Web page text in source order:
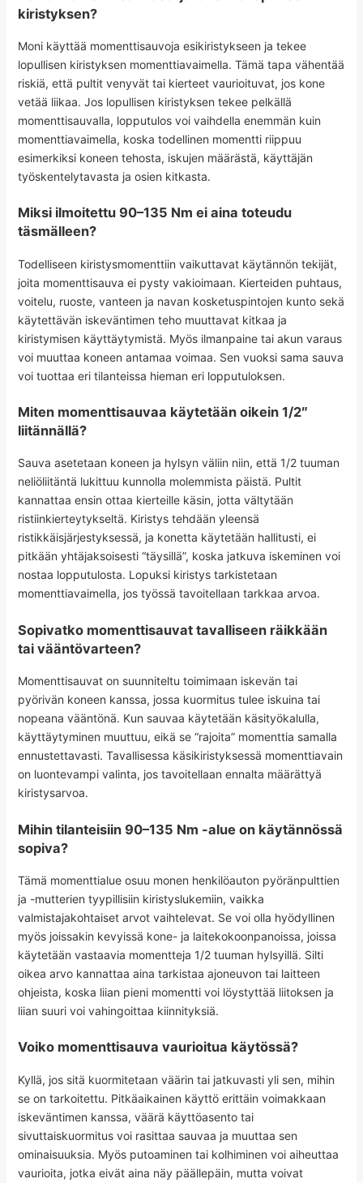
kiristyksen?
Moni käyttää momenttisauvoja esikiristykseen ja tekee
lopullisen kiristyksen momenttiavaimella. Tämä tapa vähentää
riskiä, että pultit venyvät tai kierteet vaurioituvat, jos kone
vetää liikaa. Jos lopullisen kiristyksen tekee pelkällä
momenttisauvalla, lopputulos voi vaihdella enemmän kuin
momenttiavaimella, koska todellinen momentti riippuu
esimerkiksi koneen tehosta, iskujen määrästä, käyttäjän
työskentelytavasta ja osien kitkasta.
Miksi ilmoitettu 90–135 Nm ei aina toteudu
täsmälleen?
Todelliseen kiristysmomenttiin vaikuttavat käytännön tekijät,
joita momenttisauva ei pysty vakioimaan. Kierteiden puhtaus,
voitelu, ruoste, vanteen ja navan kosketuspintojen kunto sekä
käytettävän iskeväntimen teho muuttavat kitkaa ja
kiristymisen käyttäytymistä. Myös ilmanpaine tai akun varaus
voi muuttaa koneen antamaa voimaa. Sen vuoksi sama sauva
voi tuottaa eri tilanteissa hieman eri lopputuloksen.
Miten momenttisauvaa käytetään oikein 1/2″
liitännällä?
Sauva asetetaan koneen ja hylsyn väliin niin, että 1/2 tuuman
neliöliitäntä lukittuu kunnolla molemmista päistä. Pultit
kannattaa ensin ottaa kierteille käsin, jotta vältytään
ristiinkierteytykseltä. Kiristys tehdään yleensä
ristikkäisjärjestyksessä, ja konetta käytetään hallitusti, ei
pitkään yhtäjaksoisesti “täysillä”, koska jatkuva iskeminen voi
nostaa lopputulosta. Lopuksi kiristys tarkistetaan
momenttiavaimella, jos työssä tavoitellaan tarkkaa arvoa.
Sopivatko momenttisauvat tavalliseen räikkään
tai vääntövarteen?
Momenttisauvat on suunniteltu toimimaan iskevän tai
pyörivän koneen kanssa, jossa kuormitus tulee iskuina tai
nopeana vääntönä. Kun sauvaa käytetään käsityökalulla,
käyttäytyminen muuttuu, eikä se “rajoita” momenttia samalla
ennustettavasti. Tavallisessa käsikiristyksessä momenttiavain
on luontevampi valinta, jos tavoitellaan ennalta määrättyä
kiristysarvoa.
Mihin tilanteisiin 90–135 Nm -alue on käytännössä
sopiva?
Tämä momenttialue osuu monen henkilöauton pyöränpulttien
ja -mutterien tyypillisiin kiristyslukemiin, vaikka
valmistajakohtaiset arvot vaihtelevat. Se voi olla hyödyllinen
myös joissakin kevyissä kone- ja laitekokoonpanoissa, joissa
käytetään vastaavia momentteja 1/2 tuuman hylsyillä. Silti
oikea arvo kannattaa aina tarkistaa ajoneuvon tai laitteen
ohjeista, koska liian pieni momentti voi löystyttää liitoksen ja
liian suuri voi vahingoittaa kiinnityksiä.
Voiko momenttisauva vaurioitua käytössä?
Kyllä, jos sitä kuormitetaan väärin tai jatkuvasti yli sen, mihin
se on tarkoitettu. Pitkäaikainen käyttö erittäin voimakkaan
iskeväntimen kanssa, väärä käyttöasento tai
sivuttaiskuormitus voi rasittaa sauvaa ja muuttaa sen
ominaisuuksia. Myös putoaminen tai kolhiminen voi aiheuttaa
vaurioita, jotka eivät aina näy päällepäin, mutta voivat